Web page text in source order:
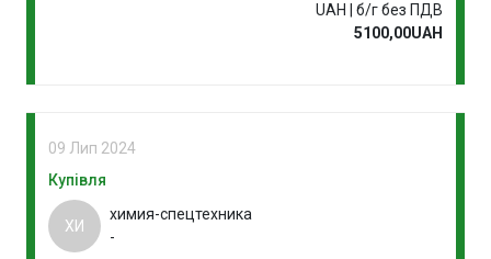
UAH | б/г без ПДВ
5100,00UAH
09 Лип 2024
Купівля
ХИ
химия-спецтехника
-